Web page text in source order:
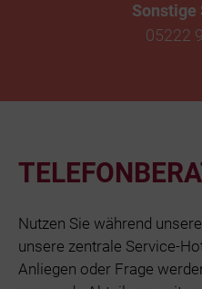
Sonstige
05222
Nutzen Sie während
unsere zentrale Service-
Anliegen oder Frage